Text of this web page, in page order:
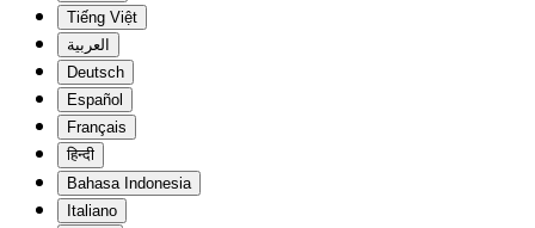
Tiếng Việt
العربية
Deutsch
Español
Français
हिन्दी
Bahasa Indonesia
Italiano